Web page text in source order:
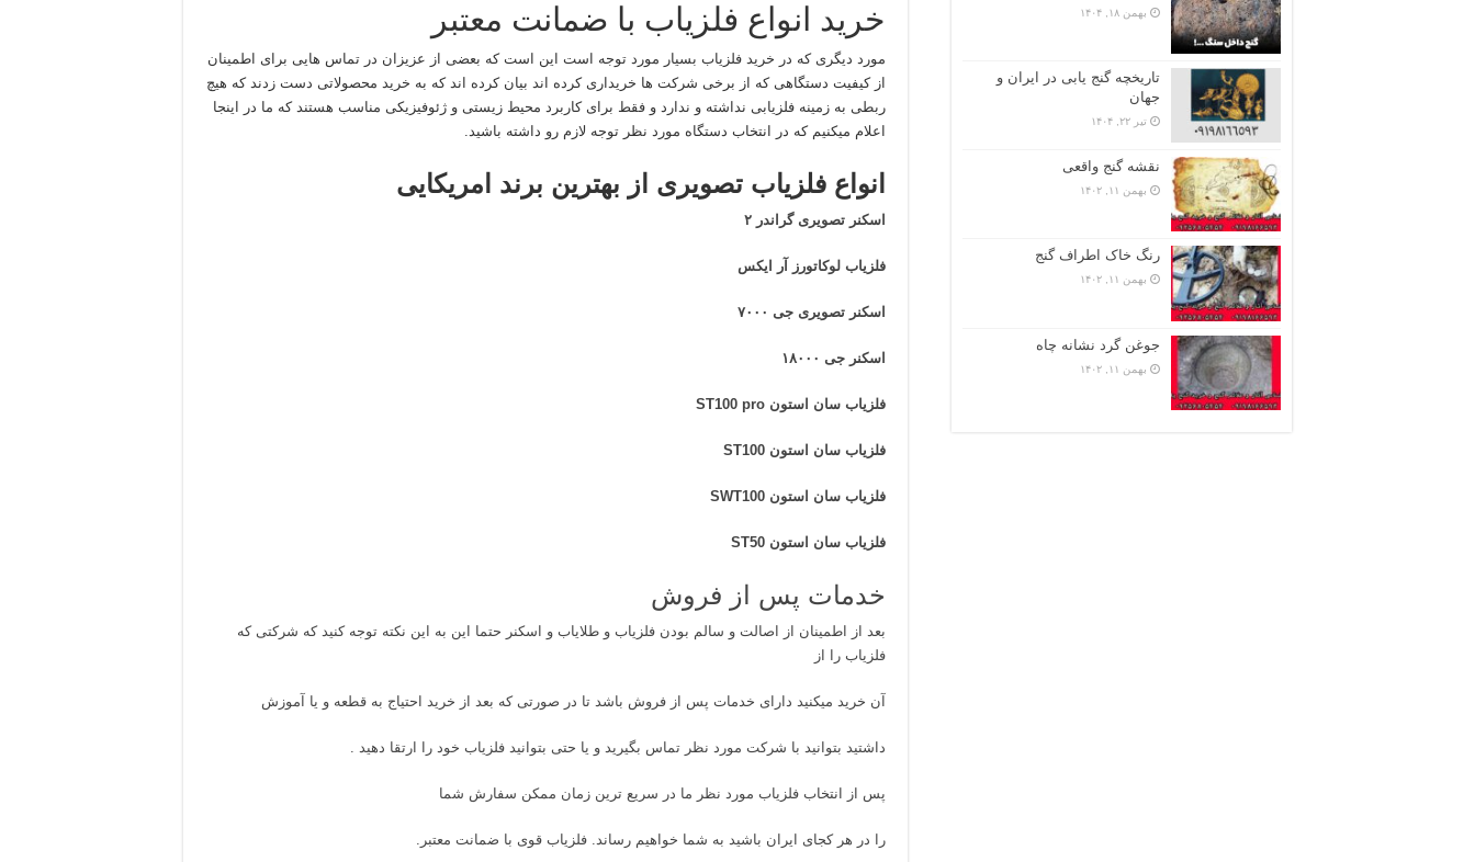
خرید انواع فلزیاب با ضمانت معتبر
مورد دیگری که در خرید فلزیاب بسیار مورد توجه است این است که بعضی از عزیزان در تماس هایی برای اطمینان
از کیفیت دستگاهی که از برخی شرکت ها خریداری کرده اند بیان کرده اند که به خرید محصولاتی دست زدند که هیچ
ربطی به زمینه فلزیابی نداشته و ندارد و فقط برای کاربرد محیط زیستی و ژئوفیزیکی مناسب هستند که ما در اینجا
اعلام میکنیم که در انتخاب دستگاه مورد نظر توجه لازم رو داشته باشید.
انواع فلزیاب تصویری از بهترین برند امریکایی
اسکنر تصویری گراندر ۲
فلزیاب لوکاتورز آر ایکس
اسکنر تصویری جی ۷۰۰۰
اسکنر جی ۱۸۰۰۰
فلزیاب سان استون ST100 pro
فلزیاب سان استون ST100
فلزیاب سان استون SWT100
فلزیاب سان استون ST50
خدمات پس از فروش
بعد از اطمینان از اصالت و سالم بودن فلزیاب و طلایاب و اسکنر حتما این به این نکته توجه کنید که شرکتی که
فلزیاب را از
آن خرید میکنید دارای خدمات پس از فروش باشد تا در صورتی که بعد از خرید احتیاج به قطعه و یا آموزش
داشتید بتوانید با شرکت مورد نظر تماس بگیرید و یا حتی بتوانید فلزیاب خود را ارتقا دهید .
پس از انتخاب فلزیاب مورد نظر ما در سریع ترین زمان ممکن سفارش شما
را در هر کجای ایران باشید به شما خواهیم رساند. فلزیاب قوی با ضمانت معتبر.
بهمن ۱۸, ۱۴۰۴
تاریخچه گنج‌ یابی در ایران و
جهان
تیر ۲۲, ۱۴۰۴
نقشه گنج واقعی
بهمن ۱۱, ۱۴۰۲
رنگ خاک اطراف گنج
بهمن ۱۱, ۱۴۰۲
جوغن گرد نشانه چاه
بهمن ۱۱, ۱۴۰۲